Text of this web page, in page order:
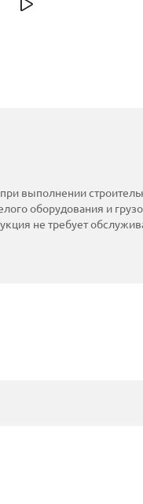
выполнении
оборудования и
не требует